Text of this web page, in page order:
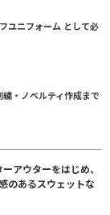
ユニフォーム として必
・ノベルティ作成まで
アウターをはじめ、
のあるスウェットな